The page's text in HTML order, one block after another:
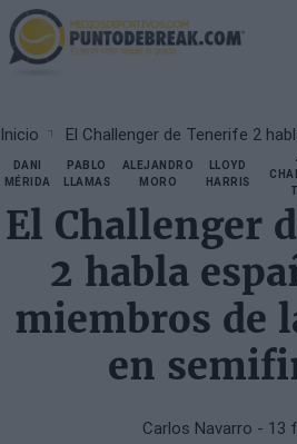
Skip
to
main
Breadcrumb
Inicio
DANI
MÉRIDA
PABLO
LLAMAS
ALEJANDRO
MORO
LLOYD
HARRIS
El Challenger
2 habla
miembros de
en
Carlos Navarro - 13